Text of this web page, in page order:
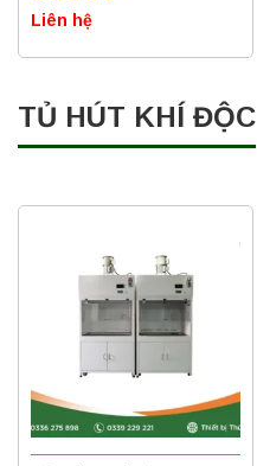
Liên hệ
TỦ HÚT KHÍ ĐỘC